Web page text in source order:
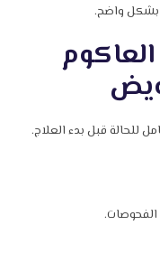
بشكل واضح.
للحالة قبل بدء العلاج.